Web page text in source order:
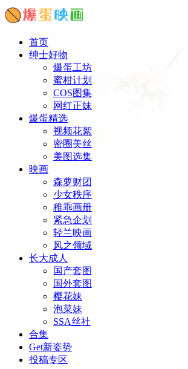
首页
绅士好物
爆蛋工坊
蜜柑计划
COS图集
网红正妹
爆蛋精选
视频花絮
密圈美丝
美图选集
映画
森萝财团
少女秩序
稚乖画册
紧急企划
轻兰映画
风之领域
长大成人
国产套图
国外套图
樱花妹
泡菜妹
SSA丝社
合集
Get新姿势
投稿专区